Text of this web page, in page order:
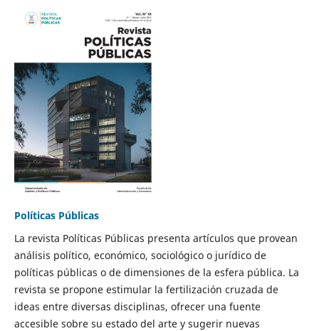
Políticas Públicas
La revista Políticas Públicas presenta artículos que provean
análisis político, económico, sociológico o jurídico de
políticas públicas o de dimensiones de la esfera pública. La
revista se propone estimular la fertilización cruzada de
ideas entre diversas disciplinas, ofrecer una fuente
accesible sobre su estado del arte y sugerir nuevas